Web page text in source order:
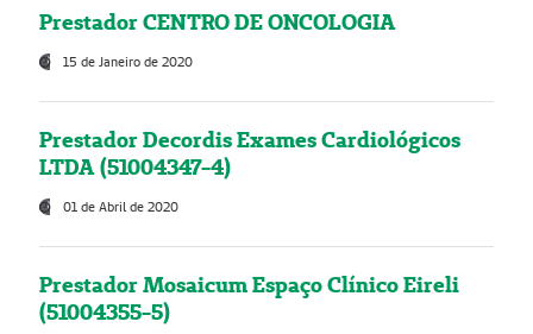
Prestador CENTRO DE ONCOLOGIA
15 de Janeiro de 2020
Prestador Decordis Exames Cardiológicos
LTDA (51004347-4)
01 de Abril de 2020
Prestador Mosaicum Espaço Clínico Eireli
(51004355-5)